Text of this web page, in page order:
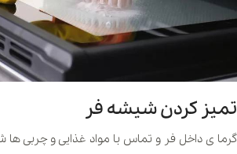
تمیز کردن شیشه فر
گرما ی داخل فر و تماس با مواد غذایی و چربی ها